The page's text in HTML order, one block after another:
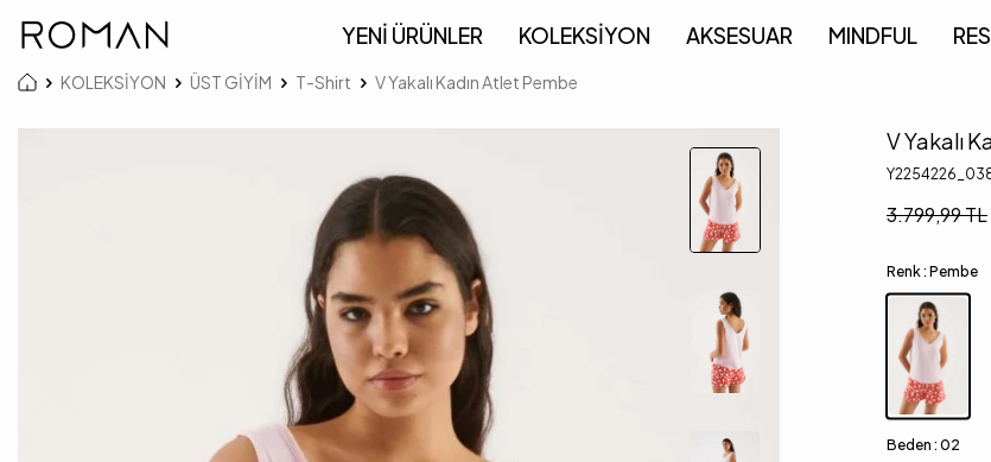
YENİ ÜRÜNLER KOLEKSİYON AKSESUAR MINDFUL
KOLEKSİYON ÜST GİYİM T-Shirt V Yakalı Kadın Atlet Pembe
V Yakalı
3.799,99TL
Renk : Pembe
Beden : 02